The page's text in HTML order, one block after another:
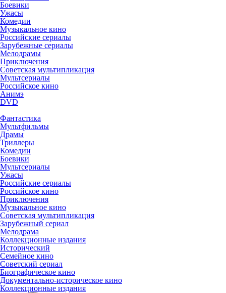
Боевики
Ужасы
Комедии
Музыкальное кино
Российские сериалы
Зарубежные сериалы
Мелодрамы
Приключения
Советская мультипликация
Мультсериалы
Российское кино
Анимэ
DVD
Фантастика
Мультфильмы
Драмы
Триллеры
Комедии
Боевики
Мультсериалы
Ужасы
Российские сериалы
Российское кино
Приключения
Музыкальное кино
Советская мультипликация
Зарубежный сериал
Мелодрама
Коллекционные издания
Исторический
Семейное кино
Советский сериал
Биографическое кино
Документально-историческое кино
Коллекционные издания